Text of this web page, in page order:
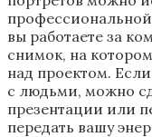
вы работаете за
снимок, на
над проектом.
с людьми, можно
презентации или
передать вашу